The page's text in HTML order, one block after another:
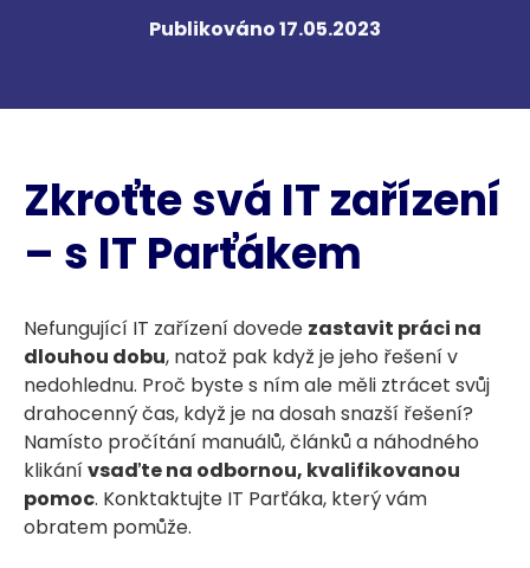
Publikováno 17.05.2023
Zkroťte svá IT zařízení
– s IT Parťákem
Nefungující IT zařízení dovede zastavit práci na
dlouhou dobu, natož pak když je jeho řešení v
nedohlednu. Proč byste s ním ale měli ztrácet svůj
drahocenný čas, když je na dosah snazší řešení?
Namísto pročítání manuálů, článků a náhodného
klikánívsaďte na odbornou, kvalifikovanou
pomoc. Konktaktujte IT Parťáka, který vám
obratem pomůže.